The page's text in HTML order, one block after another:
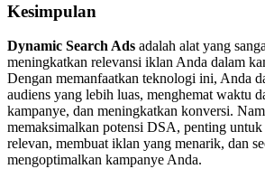
Kesimpulan
Dynamic Search Ads adalah alat yang
meningkatkan relevansi iklan Anda dalam
Dengan memanfaatkan teknologi ini, Anda
audiens yang lebih luas, menghemat waktu
kampanye, dan meningkatkan konversi.
memaksimalkan potensi DSA, penting
relevan, membuat iklan yang menarik, dan
mengoptimalkan kampanye Anda.